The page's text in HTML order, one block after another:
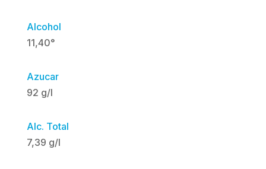
Alcohol
11,40°
Azucar
92 g/l
Alc. Total
7,39 g/l